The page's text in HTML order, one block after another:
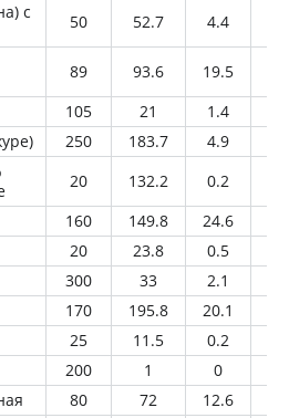
с
50 52.7 4.4
89 93.6 19.5
105 21 1.4
250 183.7 4.9
20 132.2 0.2
160 149.8 24.6
20 23.8 0.5
300 33 2.1
170 195.8 20.1
25 11.5 0.2
200 1 0
80 72 12.6